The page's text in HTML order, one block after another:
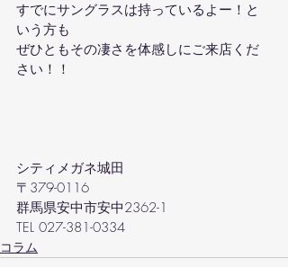
すでにサングラスは持っているよー！と
いう方も
ぜひともその凄さを体感しにご来店くだ
さい！！
シティメガネ城田
〒379-0116
群馬県安中市安中2362-1
TEL 027-381-0334
コラム